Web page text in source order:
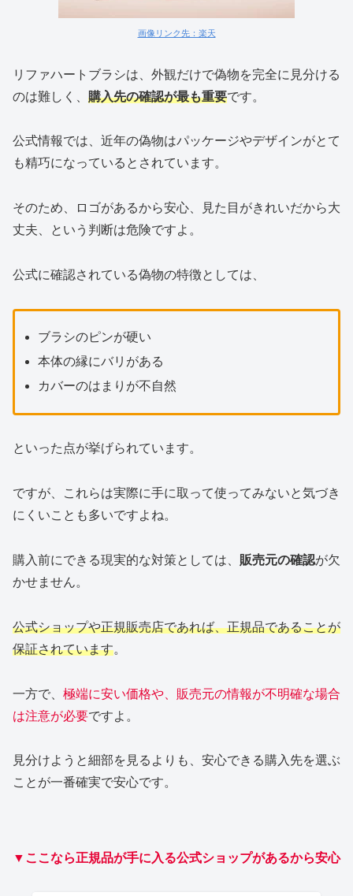
画像リンク先：楽天
リファハートブラシは、外観だけで偽物を完全に見分ける
のは難しく、 購入先の確認が最も重要です。
公式情報では、近年の偽物はパッケージやデザインがとて
も精巧になっているとされています。
そのため、ロゴがあるから安心、見た目がきれいだから大
丈夫、という判断は危険ですよ。
公式に確認されている偽物の特徴としては、
ブラシのピンが硬い
本体の縁にバリがある
カバーのはまりが不自然
といった点が挙げられています。
ですが、これらは実際に手に取って使ってみないと気づき
にくいことも多いですよね。
購入前にできる現実的な対策としては、 販売元の確認が欠
かせません。
公式ショップや正規販売店であれば、正規品であることが
保証されています。
一方で、 極端に安い価格や、販売元の情報が不明確な場合
は注意が必要ですよ。
見分けようと細部を見るよりも、安心できる購入先を選ぶ
ことが一番確実で安心です。
▼ここなら正規品が手に入る公式ショップがあるから安心